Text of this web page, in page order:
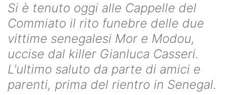
Si è tenuto oggi alle Cappelle del
Commiato il rito funebre delle due
vittime senegalesi Mor e Modou,
uccise dal killer Gianluca Casseri.
L'ultimo saluto da parte di amici e
parenti, prima del rientro in Senegal.